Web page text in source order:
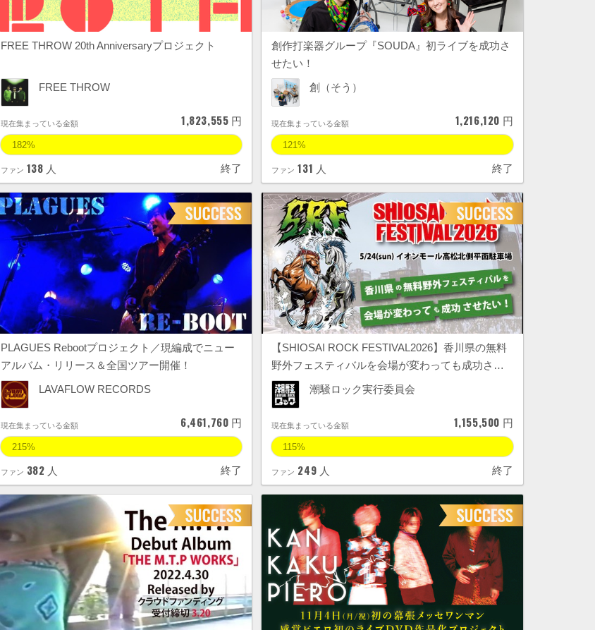
FREE THROW 20th Anniversaryプロジェクト
FREE THROW
現在集まっている金額 1,823,555 円
182%
ファン 138 人 終了
創作打楽器グループ『SOUDA』初ライブを成功さ
せたい！
創（そう）
現在集まっている金額 1,216,120 円
121%
ファン 131 人 終了
PLAGUES Rebootプロジェクト／現編成でニュー
アルバム・リリース＆全国ツアー開催！
LAVAFLOW RECORDS
現在集まっている金額 6,461,760 円
215%
ファン 382 人 終了
【SHIOSAI ROCK FESTIVAL2026】香川県の無料
野外フェスティバルを会場が変わっても成功さ…
潮騒ロック実行委員会
現在集まっている金額 1,155,500 円
115%
ファン 249 人 終了